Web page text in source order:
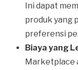
Ini dapat
produk yang
preferensi
Biaya yang
Marketplace